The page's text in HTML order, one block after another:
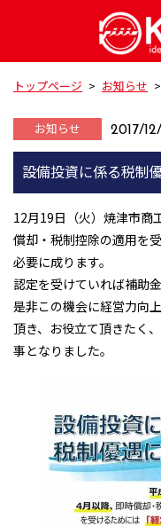
トップページ > お知らせ >
お知らせ 2017/
設備投資に係る税制
12月19日（火）焼津市商
償却・税制控除の適用を
必要に成ります。
認定を受けていれば補助
是非この機会に経営力向
頂き、お役立て頂きたく
事となりました。